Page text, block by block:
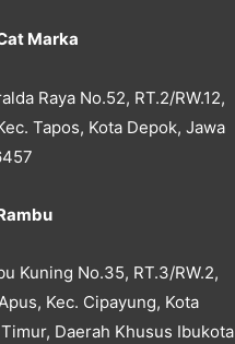
Marka
Raya No.52, RT.2/RW.12,
Tapos, Kota Depok, Jawa
Kuning No.35, RT.3/RW.2,
Kec. Cipayung, Kota
Daerah Khusus Ibukota